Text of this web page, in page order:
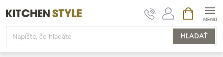
na
obsah
HĽADAŤ
KOŠÍK